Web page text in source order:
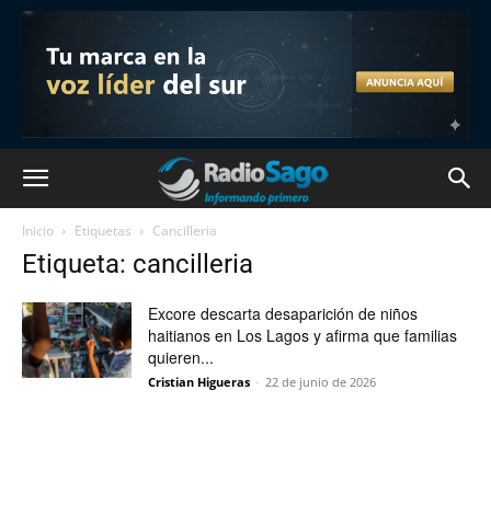
Inicio Etiquetas Cancilleria
Etiqueta: cancilleria
Excore descarta desaparición de niños
haitianos en Los Lagos y afirma que familias
quieren...
Cristian Higueras - 22 de junio de 2026